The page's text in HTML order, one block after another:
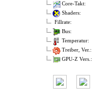
Core-Takt:
Shaders:
Fillrate:
Bus:
Temperatur:
Treiber, Ver.:
GPU-Z Vers.: